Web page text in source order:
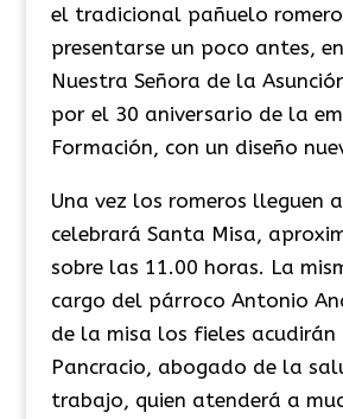
el tradicional pañuelo
presentarse un poco antes,
Nuestra Señora de la
por el 30 aniversario de la
Formación, con un diseño
Una vez los romeros lleguen
celebrará Santa Misa,
sobre las 11.00 horas. La
cargo del párroco Antonio
de la misa los fieles acudirán
Pancracio, abogado de la
trabajo, quien atenderá a